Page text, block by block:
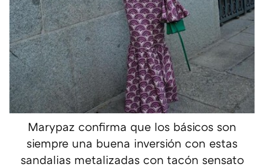
Marypaz confirma que los básicos son
siempre una buena inversión con estas
sandalias metalizadas con tacón sensato